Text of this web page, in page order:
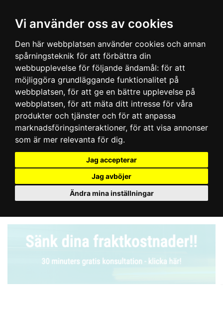
Vi använder oss av cookies
Den här webbplatsen använder cookies och annan
spårningsteknik för att förbättra din
webbupplevelse för följande ändamål: för att
möjliggöra grundläggande funktionalitet på
webbplatsen, för att ge en bättre upplevelse på
webbplatsen, för att mäta ditt intresse för våra
produkter och tjänster och för att anpassa
marknadsföringsinteraktioner, för att visa annonser
som är mer relevanta för dig.
Jag accepterar
Jag avböjer
Ändra mina inställningar